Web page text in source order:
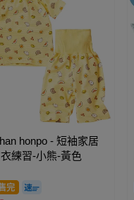
honpo - 短袖家居
練習-小熊-黃色
完